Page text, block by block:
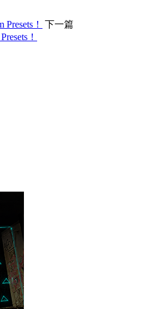
！
下一篇
！